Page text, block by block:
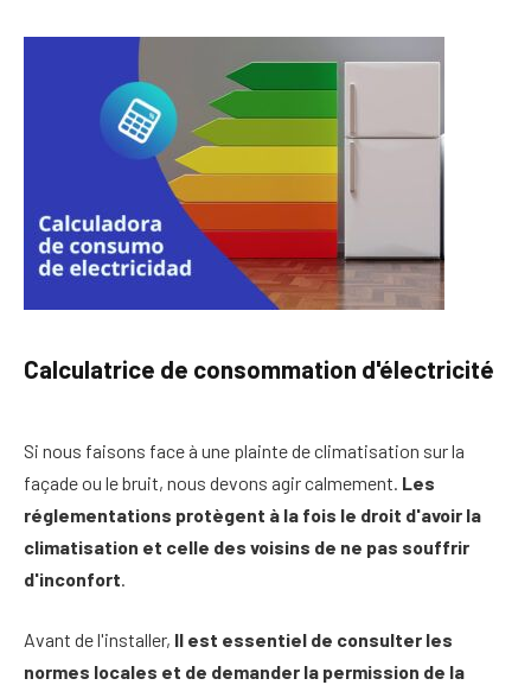
Calculatrice de consommation d'électricité
Si nous faisons face à une plainte de climatisation sur la
façade ou le bruit, nous devons agir calmement. Les
réglementations protègent à la fois le droit d'avoir la
climatisation et celle des voisins de ne pas souffrir
d'inconfort
Avant de l'installer, Il est essentiel de consulter les
normes locales et de demander la permission de la